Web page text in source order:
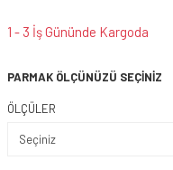
1 - 3 İş Gününde Kargoda
PARMAK ÖLÇÜNÜZÜ SEÇİNİZ
ÖLÇÜLER